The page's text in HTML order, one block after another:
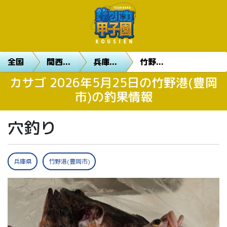
全国 関西... 兵庫... 竹野...
カサゴ 2026年5月25日の竹野港(豊岡
市)の釣果情報
穴釣り
兵庫県 竹野港(豊岡市)